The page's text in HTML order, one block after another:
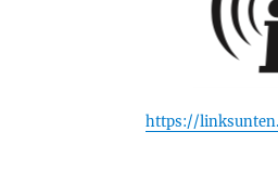
https://